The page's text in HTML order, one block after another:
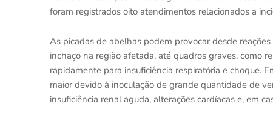
foram registrados oito atendimentos relacionados a
As picadas de abelhas podem provocar desde
inchaço na região afetada, até quadros graves, como
rapidamente para insuficiência respiratória e choque.
maior devido à inoculação de grande quantidade de
insuficiência renal aguda, alterações cardíacas e, em